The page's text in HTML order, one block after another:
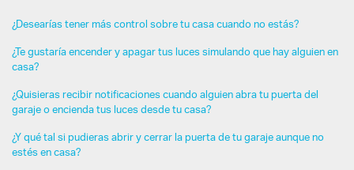
¿Desearías tener más control sobre tu casa cuando no estás?
¿Te gustaría encender y apagar tus luces simulando que hay alguien en
casa?
¿Quisieras recibir notificaciones cuando alguien abra tu puerta del
garaje o encienda tus luces desde tu casa?
¿Y qué tal si pudieras abrir y cerrar la puerta de tu garaje aunque no
estés en casa?